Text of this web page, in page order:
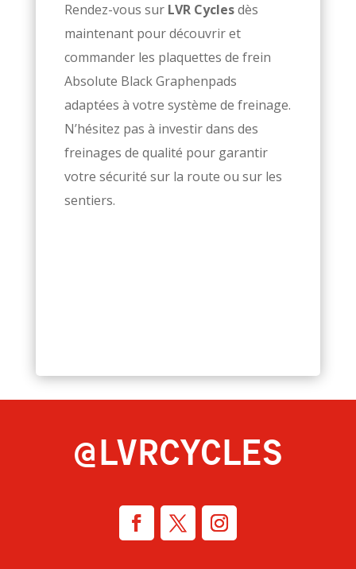
Rendez-vous sur LVR Cyclesdès
maintenant pour découvrir et
commander les plaquettes de frein
Absolute Black Graphenpads
adaptées à votre système de freinage.
N’hésitez pas à investir dans des
freinages de qualité pour garantir
votre sécurité sur la route ou sur les
sentiers.
@LVRCYCLES